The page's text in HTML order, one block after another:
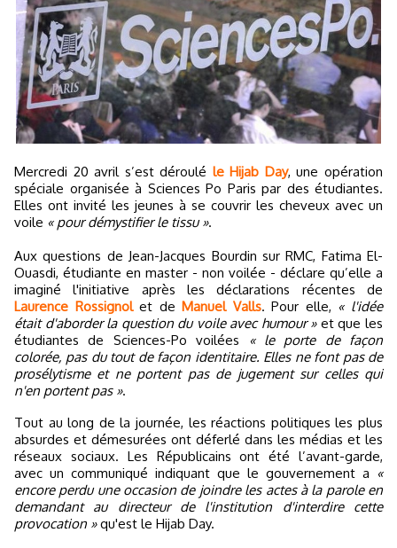
Mercredi 20 avril s’est déroulé le Hijab Day, une opération
spéciale organisée à Sciences Po Paris par des étudiantes.
Elles ont invité les jeunes à se couvrir les cheveux avec un
voile « pour démystifier le tissu ».
Aux questions de Jean-Jacques Bourdin sur RMC, Fatima El-
Ouasdi, étudiante en master - non voilée - déclare qu’elle a
imaginé l'initiative après les déclarations récentes de
Laurence Rossignolet de Manuel Valls. Pour elle, « l'idée
était d'aborder la question du voile avec humour »et que les
étudiantes de Sciences-Po voilées
« le porte de façon
colorée, pas du tout de façon identitaire. Elles ne font pas de
prosélytisme et ne portent pas de jugement sur celles qui
n'en portent pas ».
Tout au long de la journée, les réactions politiques les plus
absurdes et démesurées ont déferlé dans les médias et les
réseaux sociaux. Les Républicains ont été l’avant-garde,
avec un communiqué indiquant que le gouvernement a «
encore perdu une occasion de joindre les actes à la parole en
demandant au directeur de l'institution d'interdire cette
provocation »qu'est le Hijab Day.